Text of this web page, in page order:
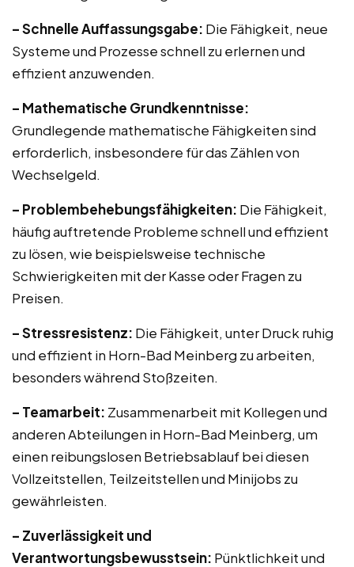
– Schnelle Auffassungsgabe: Die Fähigkeit, neue
Systeme und Prozesse schnell zu erlernen und
effizient anzuwenden.
– Mathematische Grundkenntnisse:
Grundlegende mathematische Fähigkeiten sind
erforderlich, insbesondere für das Zählen von
Wechselgeld.
– Problembehebungsfähigkeiten: Die Fähigkeit,
häufig auftretende Probleme schnell und effizient
zu lösen, wie beispielsweise technische
Schwierigkeiten mit der Kasse oder Fragen zu
Preisen.
– Stressresistenz: Die Fähigkeit, unter Druck ruhig
und effizient in Horn-Bad Meinberg zu arbeiten,
besonders während Stoßzeiten.
– Teamarbeit: Zusammenarbeit mit Kollegen und
anderen Abteilungen in Horn-Bad Meinberg, um
einen reibungslosen Betriebsablauf bei diesen
Vollzeitstellen, Teilzeitstellen und Minijobs zu
gewährleisten.
– Zuverlässigkeit und
Verantwortungsbewusstsein: Pünktlichkeit und